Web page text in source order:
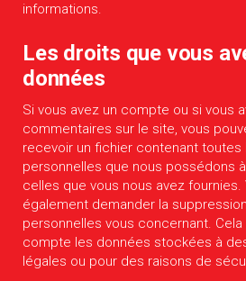
informations.
Les droits que vous
données
Si vous avez un compte ou si vous
commentaires sur le site, vous
recevoir un fichier contenant toutes
personnelles que nous possédons
celles que vous nous avez fournies.
également demander la
personnelles vous concernant.
compte les données stockées à
légales ou pour des raisons de